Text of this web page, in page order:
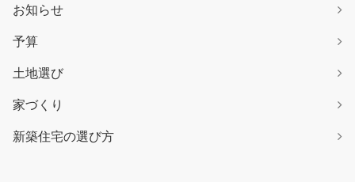
お知らせ
予算
土地選び
家づくり
新築住宅の選び方